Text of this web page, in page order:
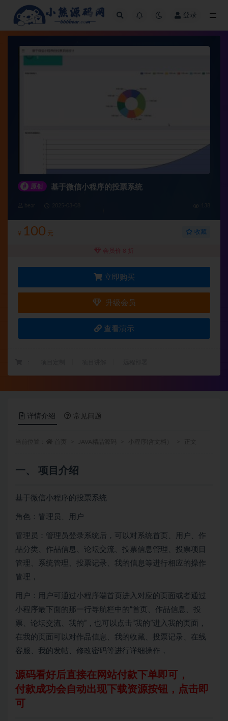
登录
# 原创 基于微信小程序的投票系统
¥ 100 元 收藏
会员价 8 折
立即购买
升级会员
查看演示
详情介绍 常见问题
一、 项目介绍
基于微信小程序的投票系统
角色：管理员、用户
管理员：管理员登录系统后，可以对系统首页、用户、作
品分类、作品信息、论坛交流、投票信息管理、投票项目
管理、系统管理、投票记录、我的信息等进行相应的操作
管理，
用户：用户可通过小程序端首页进入对应的页面或者通过
小程序最下面的那一行导航栏中的“首页、作品信息、投
票、论坛交流、我的”，也可以点击“我的”进入我的页面，
在我的页面可以对作品信息、我的收藏、投票记录、在线
客服、我的发帖、修改密码等进行详细操作，
源码看好后直接在网站付款下单即可，
付款成功会自动出现下载资源按钮，点击即
可